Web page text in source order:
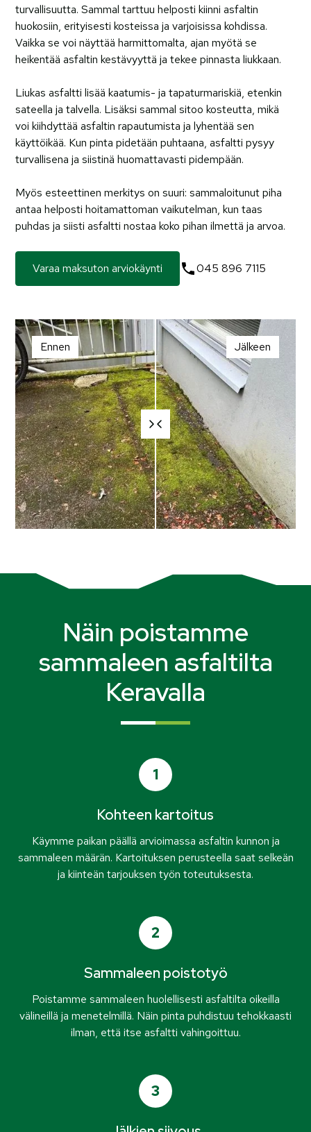
turvallisuutta. Sammal tarttuu helposti kiinni asfaltin
huokosiin, erityisesti kosteissa ja varjoisissa kohdissa.
Vaikka se voi näyttää harmittomalta, ajan myötä se
heikentää asfaltin kestävyyttä ja tekee pinnasta liukkaan.
Liukas asfaltti lisää kaatumis- ja tapaturmariskiä, etenkin
sateella ja talvella. Lisäksi sammal sitoo kosteutta, mikä
voi kiihdyttää asfaltin rapautumista ja lyhentää sen
käyttöikää. Kun pinta pidetään puhtaana, asfaltti pysyy
turvallisena ja siistinä huomattavasti pidempään.
Myös esteettinen merkitys on suuri: sammaloitunut piha
antaa helposti hoitamattoman vaikutelman, kun taas
puhdas ja siisti asfaltti nostaa koko pihan ilmettä ja arvoa.
Varaa maksuton arviokäynti 045 896 7115
Ennen Jälkeen
Näin poistamme
sammaleen asfaltilta
Keravalla
1
Kohteen kartoitus
Käymme paikan päällä arvioimassa asfaltin kunnon ja
sammaleen määrän. Kartoituksen perusteella saat selkeän
ja kiinteän tarjouksen työn toteutuksesta.
2
Sammaleen poistotyö
Poistamme sammaleen huolellisesti asfaltilta oikeilla
välineillä ja menetelmillä. Näin pinta puhdistuu tehokkaasti
ilman, että itse asfaltti vahingoittuu.
3